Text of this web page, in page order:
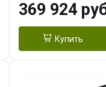
369 924
Купить